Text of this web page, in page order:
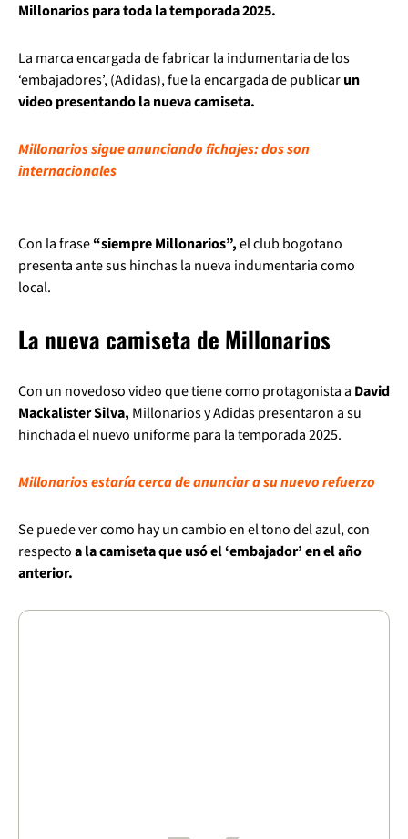
Millonarios para toda la temporada 2025.
La marca encargada de fabricar la indumentaria de los
‘embajadores’, (Adidas), fue la encargada de publicarun
video presentando la nueva camiseta.
Millonarios sigue anunciando fichajes: dos son
internacionales
Con la frase“siempre Millonarios”,el club bogotano
presenta ante sus hinchas la nueva indumentaria como
local.
La nueva camiseta de Millonarios
Con un novedoso video que tiene como protagonista a David
Mackalister Silva, Millonarios y Adidas presentaron a su
hinchada el nuevo uniforme para la temporada 2025.
Millonarios estaría cerca de anunciar a su nuevo refuerzo
Se puede ver como hay un cambio en el tono del azul, con
respectoa la camiseta que usó el ‘embajador’ en el año
anterior.